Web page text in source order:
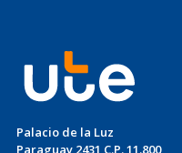
Palacio de la Luz
Paraguay 2431 C.P. 11.800